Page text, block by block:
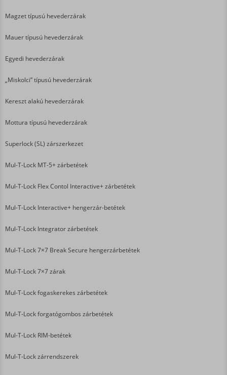
Magzet típusú hevederzárak
Mauer típusú hevederzárak
Egyedi hevederzárak
„Miskolci” típusú hevederzárak
Kereszt alakú hevederzárak
Mottura típusú hevederzárak
Superlock (SL) zárszerkezet
Mul-T-Lock MT-5+ zárbetétek
Mul-T-Lock Flex Contol Interactive+ zárbetétek
Mul-T-Lock Interactive+ hengerzár-betétek
Mul-T-Lock Integrator zárbetétek
Mul-T-Lock 7×7 Break Secure hengerzárbetétek
Mul-T-Lock 7×7 zárak
Mul-T-Lock fogaskerekes zárbetétek
Mul-T-Lock forgatógombos zárbetétek
Mul-T-Lock RIM-betétek
Mul-T-Lock zárrendszerek